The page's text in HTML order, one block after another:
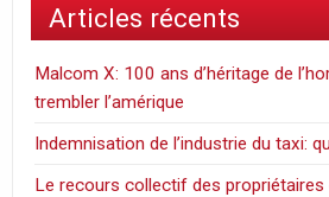
Articles récents
Malcom X: 100 ans d’héritage de
trembler l’amérique
Indemnisation de l’industrie du taxi:
Le recours collectif des